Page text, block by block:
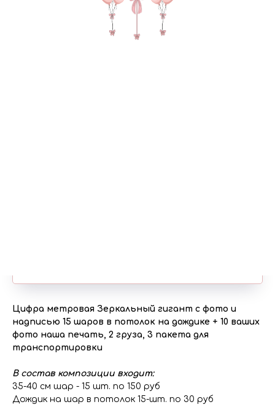
Цифра метровая Зеркальный гигант с фото и
надписью 15 шаров в потолок на дождике + 10 ваших
фото наша печать, 2 груза, 3 пакета для
транспортировки
В состав композиции входит:
35-40 см шар - 15 шт. по 150 руб
Дождик на шар в потолок 15-шт. по 30 руб